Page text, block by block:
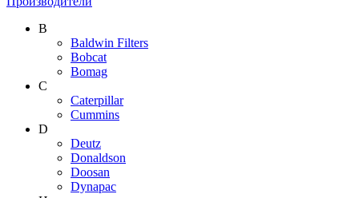
B
Baldwin Filters
Bobcat
Bomag
C
Caterpillar
Cummins
D
Deutz
Donaldson
Doosan
Dynapac